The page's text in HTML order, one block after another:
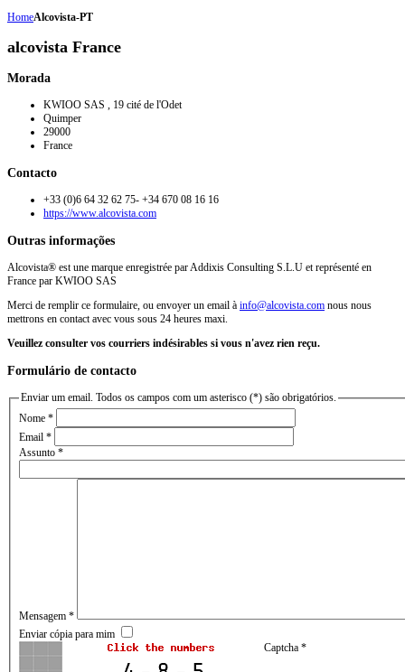
HomeAlcovista-PT
alcovista France
Morada
KWIOO SAS , 19 cité de l'Odet
Quimper
29000
France
Contacto
+33 (0)6 64 32 62 75- +34 670 08 16 16
https://www.alcovista.com
Outras informações
Alcovista® est une marque enregistrée par Addixis Consulting S.L.U et représenté en
France par KWIOO SAS
Merci de remplir ce formulaire, ou envoyer un email à info@alcovista.com nous nous
mettrons en contact avec vous sous 24 heures maxi.
Veuillez consulter vos courriers indésirables si vous n'avez rien reçu.
Formulário de contacto
Enviar um email. Todos os campos com um asterisco (*) são obrigatórios.
Nome *
Email *
Assunto *
Mensagem *
Enviar cópia para mim
Captcha *